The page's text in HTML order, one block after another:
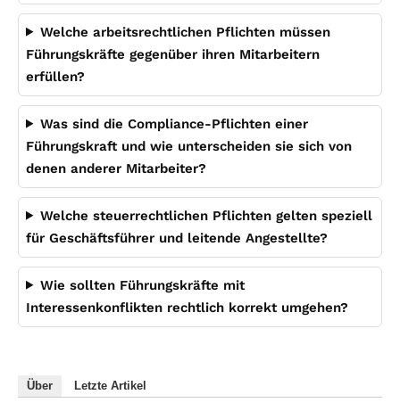
Welche arbeitsrechtlichen Pflichten müssen
Führungskräfte gegenüber ihren Mitarbeitern
erfüllen?
Was sind die Compliance-Pflichten einer
Führungskraft und wie unterscheiden sie sich von
denen anderer Mitarbeiter?
Welche steuerrechtlichen Pflichten gelten speziell
für Geschäftsführer und leitende Angestellte?
Wie sollten Führungskräfte mit
Interessenkonflikten rechtlich korrekt umgehen?
Über Letzte Artikel